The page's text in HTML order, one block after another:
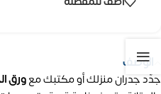
الوصف
جدّد جدران منزلك أو مكتبك معورق